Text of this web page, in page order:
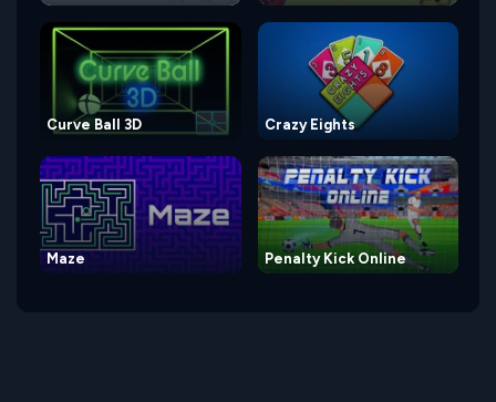
Curve Ball 3D Crazy Eights
Maze Penalty Kick Online